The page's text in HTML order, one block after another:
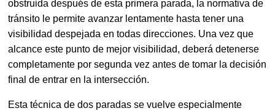
obstruida después de esta primera parada, la normativa de
tránsito le permite avanzar lentamente hasta tener una
visibilidad despejada en todas direcciones. Una vez que
alcance este punto de mejor visibilidad, deberá detenerse
completamente por segunda vez antes de tomar la decisión
final de entrar en la intersección.
Esta técnica de dos paradas se vuelve especialmente